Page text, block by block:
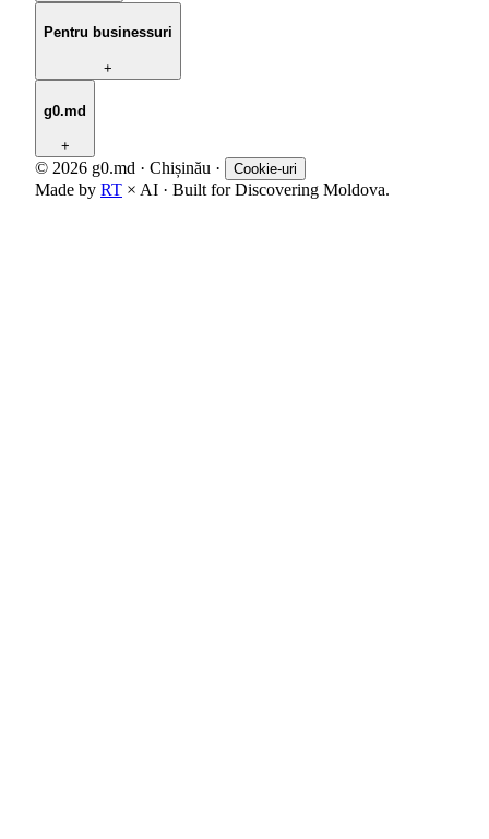
Pentru businessuri
+
g0.md
+
© 2026 g0.md · Chișinău · Cookie-uri
Made by RT × AI · Built for Discovering Moldova.